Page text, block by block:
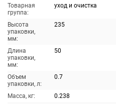
Товарная
группа:
уход и очистка
Высота
упаковки,
мм:
235
Длина
упаковки,
мм:
50
Объем
упаковки, л:
0.7
Масса, кг:
0.238